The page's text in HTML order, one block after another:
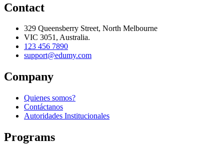
Contact
329 Queensberry Street, North Melbourne
VIC 3051, Australia.
123 456 7890
support@edumy.com
Company
Quienes somos?
Contáctanos
Autoridades Institucionales
Programs